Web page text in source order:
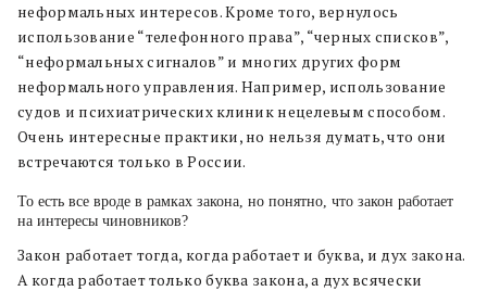
неформальных интересов. Кроме того, вернулось
использование “телефонного права”, “черных списков”,
“неформальных сигналов” и многих других форм
неформального управления. Например, использование
судов и психиатрических клиник нецелевым способом.
Очень интересные практики, но нельзя думать, что они
встречаются только в России.
То есть все вроде в рамках закона, но понятно, что закон работает
на интересы чиновников?
Закон работает тогда, когда работает и буква, и дух закона.
А когда работает только буква закона, а дух всячески